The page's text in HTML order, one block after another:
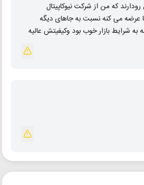
که من از شرکت نیوکاپیتال
عرضه می کنه نسبت به جاهای دیگه
به شرایط بازار خوب بود وکیفیتش عالیه